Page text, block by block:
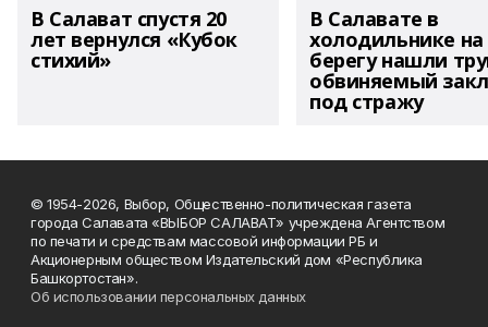
В Салават спустя 20
лет вернулся «Кубок
стихий»
В Салавате в
холодильнике на
берегу нашли
обвиняемый
под стражу
© 1954-2026, Выбор, Общественно-политическая газета
города Салавата «ВЫБОР САЛАВАТ» учреждена Агентством
по печати и средствам массовой информации РБ и
Акционерным обществом Издательский дом «Республика
Башкортостан».
Об использовании персональных данных